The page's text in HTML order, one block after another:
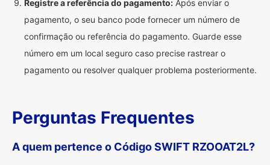
Registre a referência do pagamento: Após enviar o
pagamento, o seu banco pode fornecer um número de
confirmação ou referência do pagamento. Guarde esse
número em um local seguro caso precise rastrear o
pagamento ou resolver qualquer problema posteriormente.
Perguntas Frequentes
A quem pertence o Código SWIFT RZOOAT2L?